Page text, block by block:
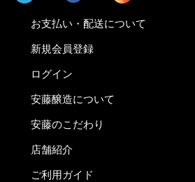
お支払い・配送について
新規会員登録
ログイン
安藤醸造について
安藤のこだわり
店舗紹介
ご利用ガイド